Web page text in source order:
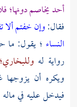
أحد يخاصم دونها؛
فقال:وإن خفتم
النساء ؛ يقول: ما
رواية له وللبخاري؛
ويكره أن يزوجها
فيدخل عليه في